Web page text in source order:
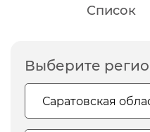
Список
Выберите